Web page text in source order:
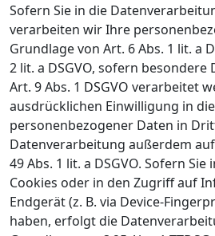
Sofern Sie in die
verarbeiten wir Ihre
Grundlage von Art. 6 Abs. 1 lit. a
2 lit. a DSGVO, sofern
Art. 9 Abs. 1 DSGVO verarbeitet
ausdrücklichen Einwilligung in
personenbezogener Daten in
Datenverarbeitung außerdem
49 Abs. 1 lit. a DSGVO. Sofern
Cookies oder in den Zugriff auf
Endgerät (z. B. via Device-
haben, erfolgt die